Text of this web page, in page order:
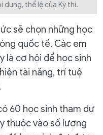
dung, thể lệ của Kỳ thi.
sẽ chọn những học
quốc tế. Các em
là cơ hội để học sinh
tài năng, trí tuệ
60 học sinh tham dự
thuộc vào số lượng